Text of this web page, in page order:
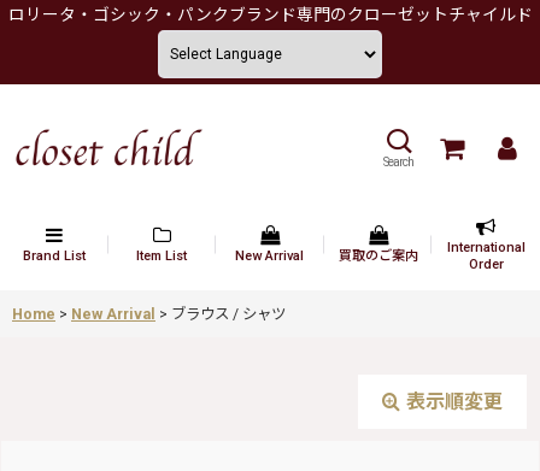
ロリータ・ゴシック・パンクブランド専門のクローゼットチャイルド
Search
Brand List Item List New Arrival 買取のご案内
International
Order
Home > New Arrival > ブラウス / シャツ
表示順変更